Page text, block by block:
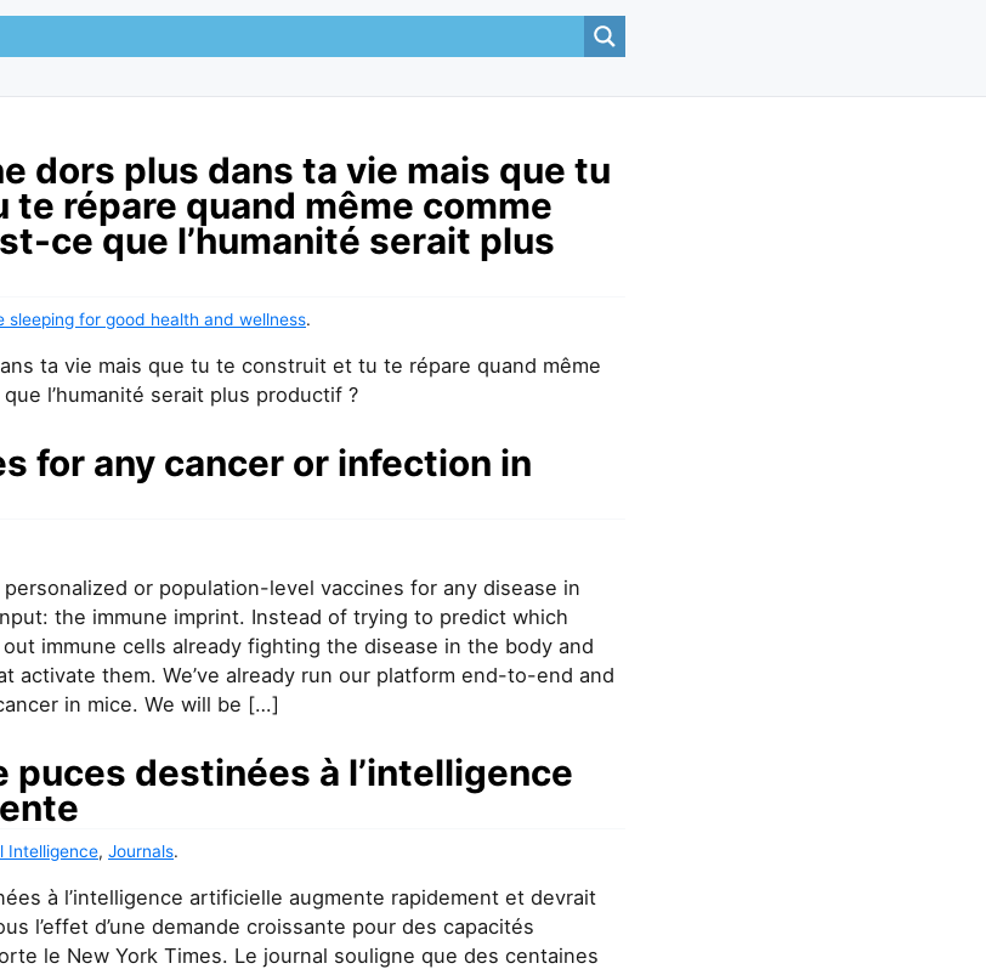
dors plus dans ta vie mais que tu
répare quand même comme
ce que l’humanité serait plus
sleeping for good health and wellness.
ta vie mais que tu te construit et tu te répare quand même
l’humanité serait plus productif ?
for any cancer or infection in
or population-level vaccines for any disease in
the immune imprint. Instead of trying to predict which
immune cells already fighting the disease in the body and
activate them. We’ve already run our platform end-to-end and
in mice. We will be […]
puces destinées à l’intelligence
Intelligence, Journals.
à l’intelligence artificielle augmente rapidement et devrait
l’effet d’une demande croissante pour des capacités
le New York Times. Le journal souligne que des centaines